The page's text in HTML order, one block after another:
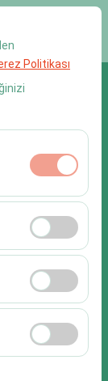
Politikası
Devre
sayısı,
sürekli